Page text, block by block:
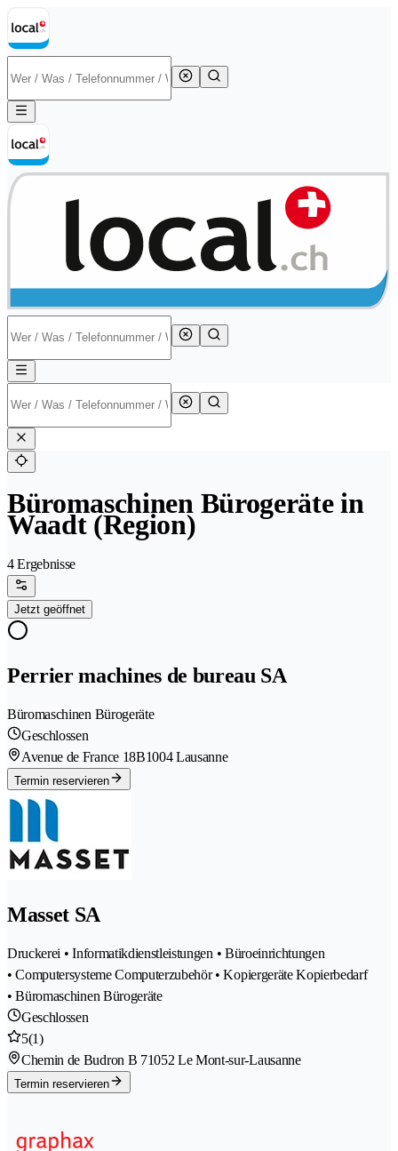
Büromaschinen Bürogeräte in
Waadt (Region)
4 Ergebnisse
Jetzt geöffnet
Perrier machines de bureau SA
Büromaschinen Bürogeräte
Geschlossen
Avenue de France 18B1004 Lausanne
Termin reservieren
Masset SA
Druckerei • Informatikdienstleistungen • Büroeinrichtungen
• Computersysteme Computerzubehör • Kopiergeräte Kopierbedarf
• Büromaschinen Bürogeräte
Geschlossen
5(1)
Chemin de Budron B 71052 Le Mont-sur-Lausanne
Termin reservieren